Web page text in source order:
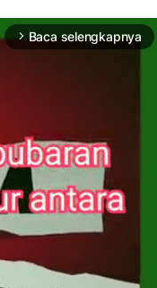
arrow_forward_ios Baca selengkapnya